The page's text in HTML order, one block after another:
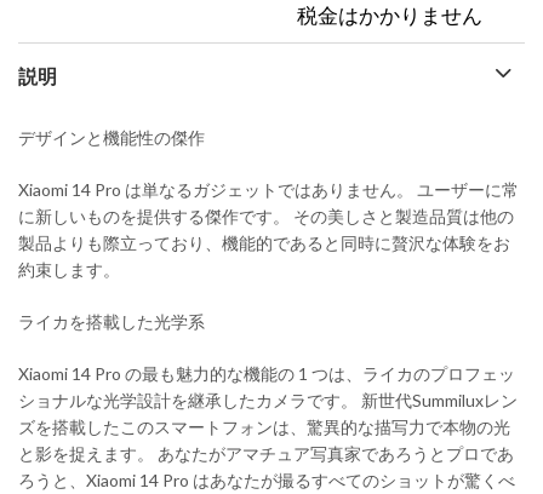
税金はかかりません
説明
デザインと機能性の傑作
Xiaomi 14 Pro は単なるガジェットではありません。 ユーザーに常
に新しいものを提供する傑作です。 その美しさと製造品質は他の
製品よりも際立っており、機能的であると同時に贅沢な体験をお
約束します。
ライカを搭載した光学系
Xiaomi 14 Pro の最も魅力的な機能の 1 つは、ライカのプロフェッ
ショナルな光学設計を継承したカメラです。 新世代Summiluxレン
ズを搭載したこのスマートフォンは、驚異的な描写力で本物の光
と影を捉えます。 あなたがアマチュア写真家であろうとプロであ
ろうと、Xiaomi 14 Pro はあなたが撮るすべてのショットが驚くべ